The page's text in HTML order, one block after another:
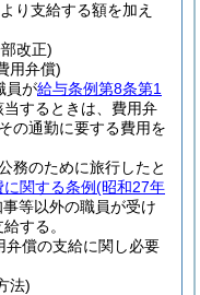
り支給する額を加え
改正)
用弁償)
員が給与条例第8条第1
するときは、費用弁
の通勤に要する費用を
務のために旅行したと
関する条例(昭和27年
等以外の職員が受け
する。
弁償の支給に関し必要
法)